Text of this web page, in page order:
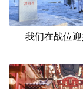
新疆
English
我们在战位